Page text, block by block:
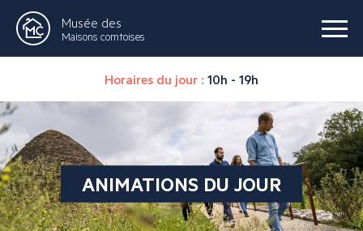
Musée des
Maisons comtoises
Horaires du jour : 10h - 19h
ANIMATIONS DU JOUR